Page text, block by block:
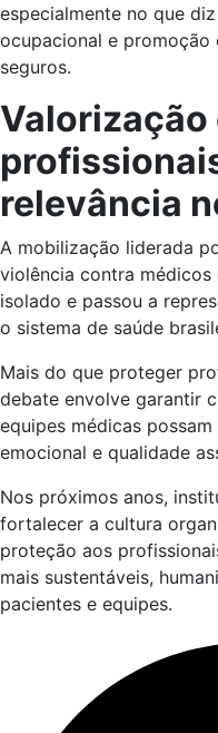
especialmente no que
ocupacional e promoção
seguros.
Valorização
relevância
A mobilização liderada
violência contra
isolado e passou a
o sistema de saúde
Mais do que proteger
debate envolve garantir
equipes médicas
emocional e qualidade
Nos próximos anos,
fortalecer a cultura
proteção aos
mais sustentáveis,
pacientes e equipes.